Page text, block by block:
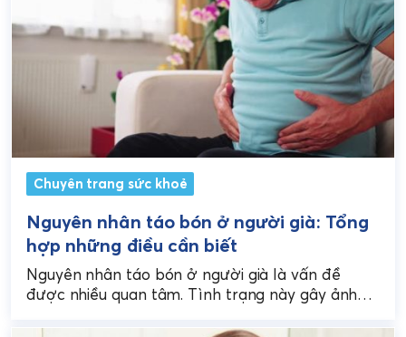
Chuyên trang sức khoẻ
Nguyên nhân táo bón ở người già: Tổng
hợp những điều cần biết
Nguyên nhân táo bón ở người già là vấn đề
được nhiều quan tâm. Tình trạng này gây ảnh